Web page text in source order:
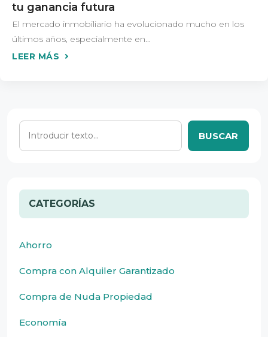
tu ganancia futura
El mercado inmobiliario ha evolucionado mucho en los
últimos años, especialmente en...
BUSCAR
CATEGORÍAS
Ahorro
Compra con Alquiler Garantizado
Compra de Nuda Propiedad
Economía